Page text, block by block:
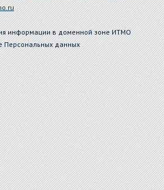
информации в доменной зоне ИТМО
Персональных данных